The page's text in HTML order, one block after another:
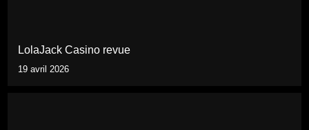
LolaJack Casino revue
19 avril 2026